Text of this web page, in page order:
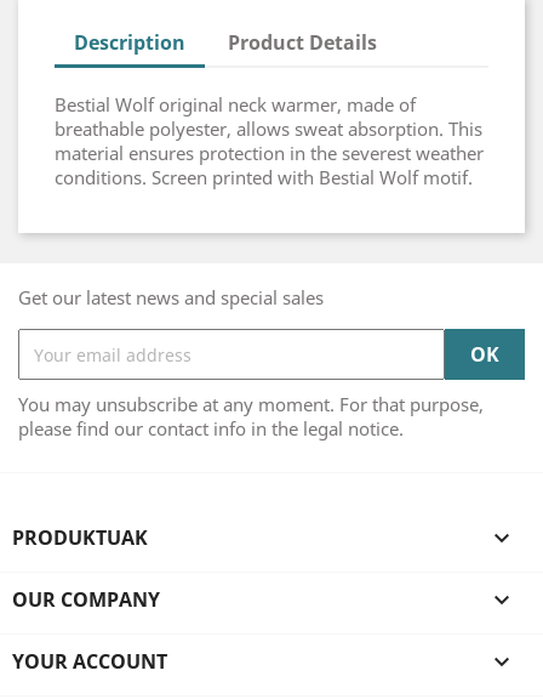
Description Product Details
Bestial Wolf original neck warmer, made of
breathable polyester, allows sweat absorption. This
material ensures protection in the severest weather
conditions. Screen printed with Bestial Wolf motif.
Get our latest news and special sales
You may unsubscribe at any moment. For that purpose,
please find our contact info in the legal notice.
PRODUKTUAK 
OUR COMPANY 
YOUR ACCOUNT 